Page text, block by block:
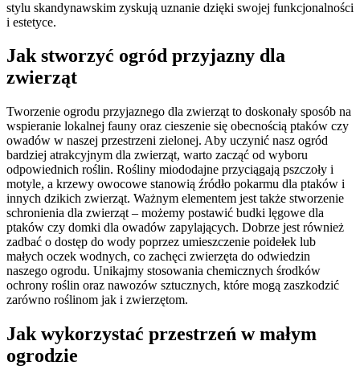
stylu skandynawskim zyskują uznanie dzięki swojej funkcjonalności
i estetyce.
Jak stworzyć ogród przyjazny dla
zwierząt
Tworzenie ogrodu przyjaznego dla zwierząt to doskonały sposób na
wspieranie lokalnej fauny oraz cieszenie się obecnością ptaków czy
owadów w naszej przestrzeni zielonej. Aby uczynić nasz ogród
bardziej atrakcyjnym dla zwierząt, warto zacząć od wyboru
odpowiednich roślin. Rośliny miododajne przyciągają pszczoły i
motyle, a krzewy owocowe stanowią źródło pokarmu dla ptaków i
innych dzikich zwierząt. Ważnym elementem jest także stworzenie
schronienia dla zwierząt – możemy postawić budki lęgowe dla
ptaków czy domki dla owadów zapylających. Dobrze jest również
zadbać o dostęp do wody poprzez umieszczenie poidełek lub
małych oczek wodnych, co zachęci zwierzęta do odwiedzin
naszego ogrodu. Unikajmy stosowania chemicznych środków
ochrony roślin oraz nawozów sztucznych, które mogą zaszkodzić
zarówno roślinom jak i zwierzętom.
Jak wykorzystać przestrzeń w małym
ogrodzie